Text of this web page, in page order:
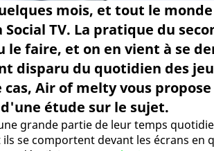
mois, et tout le
TV. La pratique du
le faire, et on en vient à se
disparu du quotidien des
Air of melty vous propose
étude sur le sujet.
grande partie de leur temps
se comportent devant les écrans en